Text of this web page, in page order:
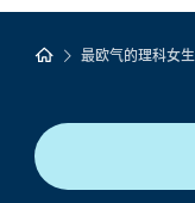
最欧气的理科女生